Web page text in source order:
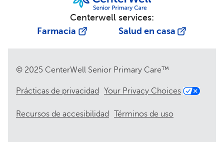
Centerwell services:
Farmacia
Salud en casa
© 2025 CenterWell Senior Primary Care™
Prácticas de privacidad Your Privacy Choices
Recursos de accesibilidad Términos de uso